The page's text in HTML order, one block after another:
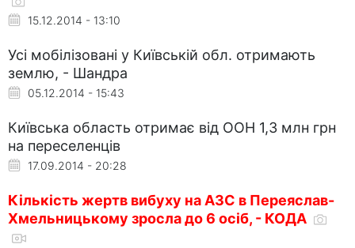
15.12.2014 - 13:10
Усі мобілізовані у Київській обл. отримають
землю, - Шандра
05.12.2014 - 15:43
Київська область отримає від ООН 1,3 млн грн
на переселенців
17.09.2014 - 20:28
Кількість жертв вибуху на АЗС в Переяслав-
Хмельницькому зросла до 6 осіб, - КОДА